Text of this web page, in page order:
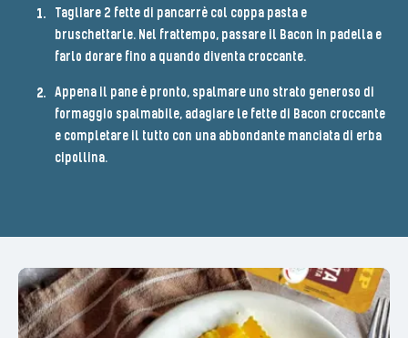
Tagliare 2 fette di pancarrè col coppa pasta e
bruschettarle. Nel frattempo, passare il Bacon in padella e
farlo dorare fino a quando diventa croccante.
Appena il pane è pronto, spalmare uno strato generoso di
formaggio spalmabile, adagiare le fette di Bacon croccante
e completare il tutto con una abbondante manciata di erba
cipollina.